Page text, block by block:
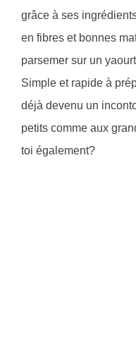
grâce à ses
en fibres et bonnes
parsemer sur un
Simple et rapide à
déjà devenu un
petits comme aux
toi également?